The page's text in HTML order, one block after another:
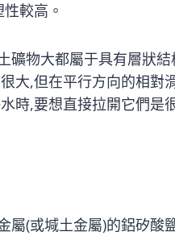
較高。
礦物大都屬于具有層狀
大,但在平行方向的相對
時,要想直接拉開它們是
屬(或堿土金屬)的鋁矽